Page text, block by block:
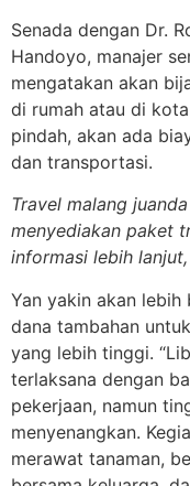
Senada dengan Dr.
Handoyo, manajer
mengatakan akan
di rumah atau di
pindah, akan ada
dan transportasi.
Travel malang
menyediakan paket
informasi lebih
Yan yakin akan lebih
dana tambahan
yang lebih tinggi.
terlaksana dengan
pekerjaan, namun
menyenangkan.
merawat tanaman,